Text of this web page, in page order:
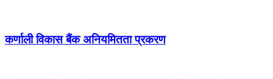
कर्णाली विकास बैंक अनियमितता प्रकरण